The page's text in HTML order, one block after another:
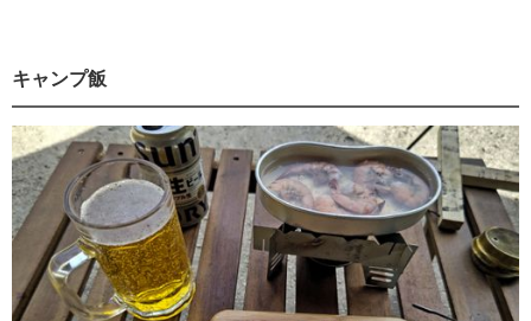
キャンプ飯